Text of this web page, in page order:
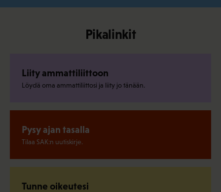
Pikalinkit
Liity ammattiliittoon
Löydä oma ammattiliittosi ja liity jo tänään.
Pysy ajan tasalla
Tilaa SAK:n uutiskirje.
Tunne oikeutesi